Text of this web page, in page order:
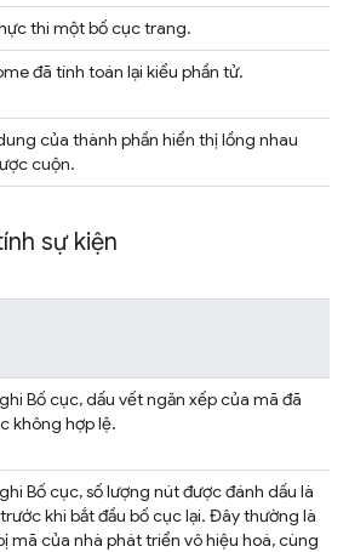
thi một bố cục trang.
đã tính toán lại kiểu phần tử.
của thành phần hiển thị lồng nhau
cuộn.
sự kiện
Bố cục, dấu vết ngăn xếp của mã đã
không hợp lệ.
Bố cục, số lượng nút được đánh dấu là
khi bắt đầu bố cục lại. Đây thường là
mã của nhà phát triển vô hiệu hoá, cùng